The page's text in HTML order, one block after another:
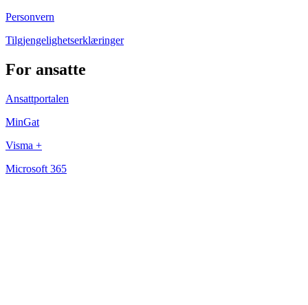
Personvern
Tilgjengelighetserklæringer
For ansatte
Ansattportalen
MinGat
Visma +
Microsoft 365